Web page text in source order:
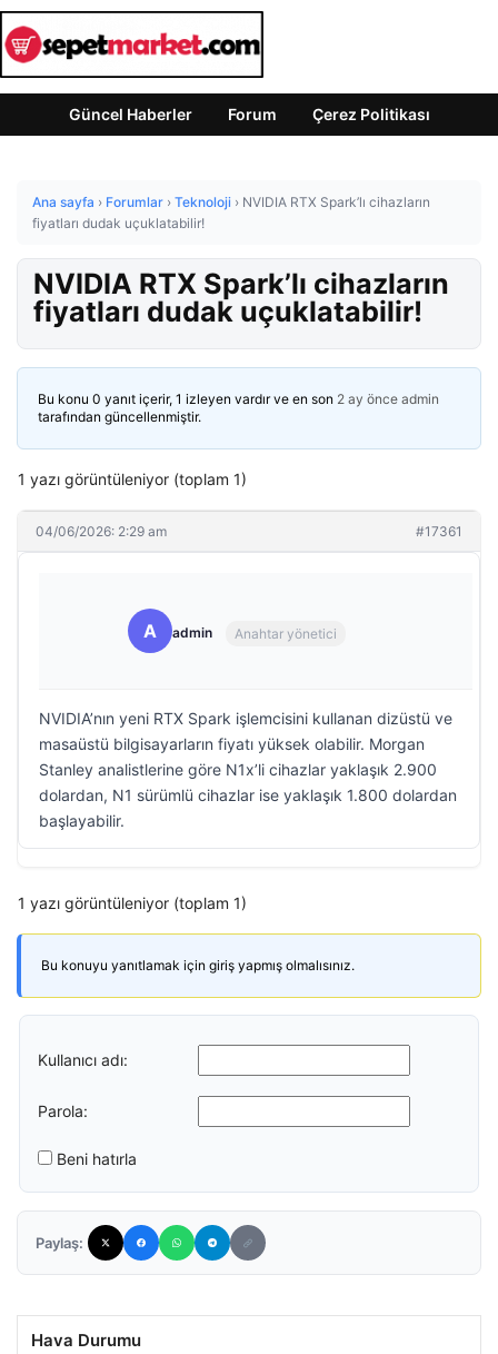
Güncel Haberler Forum Çerez Politikası
Ana sayfa › Forumlar › Teknoloji › NVIDIA RTX Spark’lı cihazların
fiyatları dudak uçuklatabilir!
NVIDIA RTX Spark’lı cihazların
fiyatları dudak uçuklatabilir!
Bu konu 0 yanıt içerir, 1 izleyen vardır ve en son 2 ay önce admin
tarafından güncellenmiştir.
1 yazı görüntüleniyor (toplam 1)
04/06/2026: 2:29 am #17361
A admin Anahtar yönetici
NVIDIA’nın yeni RTX Spark işlemcisini kullanan dizüstü ve
masaüstü bilgisayarların fiyatı yüksek olabilir. Morgan
Stanley analistlerine göre N1x’li cihazlar yaklaşık 2.900
dolardan, N1 sürümlü cihazlar ise yaklaşık 1.800 dolardan
başlayabilir.
1 yazı görüntüleniyor (toplam 1)
Bu konuyu yanıtlamak için giriş yapmış olmalısınız.
Kullanıcı adı:
Parola:
Beni hatırla
Paylaş:
Hava Durumu